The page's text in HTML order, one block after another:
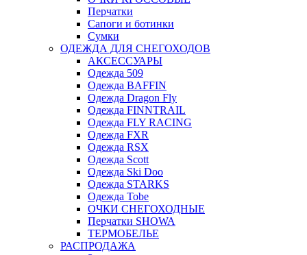
Перчатки
Сапоги и ботинки
Сумки
ОДЕЖДА ДЛЯ СНЕГОХОДОВ
АКСЕССУАРЫ
Одежда 509
Одежда BAFFIN
Одежда Dragon Fly
Одежда FINNTRAIL
Одежда FLY RACING
Одежда FXR
Одежда RSX
Одежда Scott
Одежда Ski Doo
Одежда STARKS
Одежда Tobe
ОЧКИ СНЕГОХОДНЫЕ
Перчатки SHOWA
ТЕРМОБЕЛЬЕ
РАСПРОДАЖА